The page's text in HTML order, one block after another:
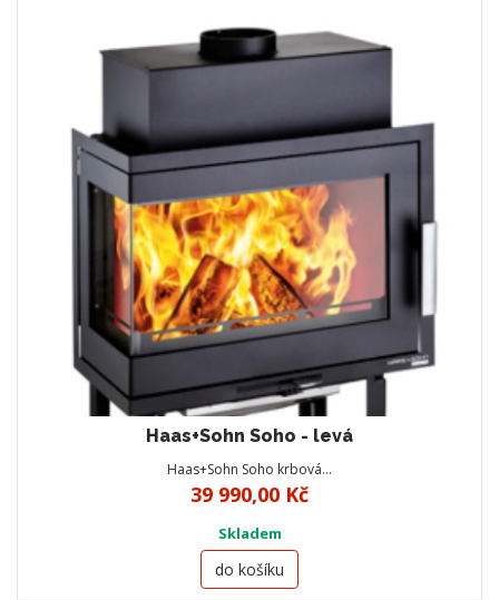
Haas+Sohn Soho - levá
Haas+Sohn Soho krbová…
39 990,00 Kč
Skladem
do košíku